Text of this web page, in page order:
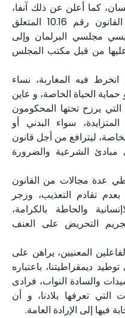
كما أعلن عن ذلك آنفا،
بالإدلاء بمذكرته حول مشروع القانون رقم 10.16 المتعلق
مجلسي البرلمان وإلى
عليها من قبل مكتب المجلس
فيه المغاربة، نساء
حماية الحياة الخاصة، و عاين
التي يرزح تحتها المحكومون
سواء البدني أو
ليترافع من أجل قانون
الشرعية والضرورة
عدة مجالات من القانون
تقادم التعذيب، وزجر
والحاطة بالكرامة،
التحريض على العنف
المعنيين، يراهن على
ديمقراطيتنا، باعتباره
والسادة النواب، فرادى
التي تعرفها بلادنا، و أن
فيها إلى الإرادة العامة.